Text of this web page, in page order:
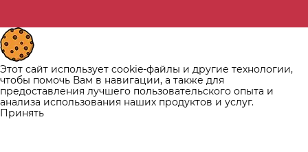
Этот сайт использует cookie-файлы и другие технологии,
чтобы помочь Вам в навигации, а также для
предоставления лучшего пользовательского опыта и
анализа использования наших продуктов и услуг.
Принять